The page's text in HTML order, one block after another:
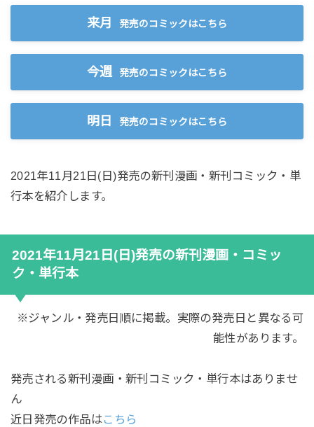
来月 発売のコミックはこちら
今週 発売のコミックはこちら
明日 発売のコミックはこちら
2021年11月21日(日)発売の新刊漫画・新刊コミック・単
行本を紹介します。
2021年11月21日(日)発売の新刊漫画・コミッ
ク・単行本
※ジャンル・発売日順に掲載。実際の発売日と異なる可
能性があります。
発売される新刊漫画・新刊コミック・単行本はありませ
ん
近日発売の作品はこちら